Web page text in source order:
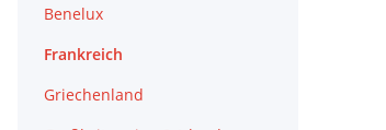
Benelux
Frankreich
Griechenland